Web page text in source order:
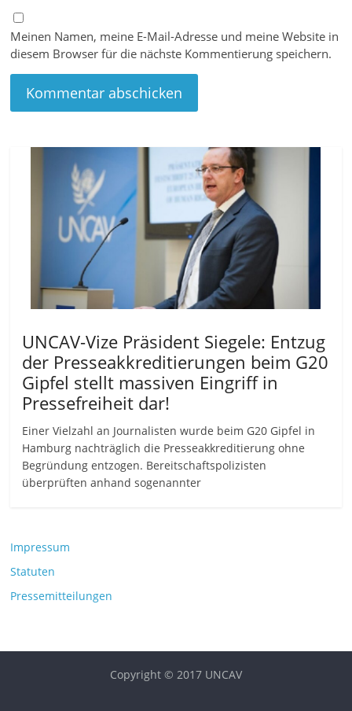
Meinen Namen, meine E-Mail-Adresse und meine Website in
diesem Browser für die nächste Kommentierung speichern.
UNCAV-Vize Präsident Siegele: Entzug
der Presseakkreditierungen beim G20
Gipfel stellt massiven Eingriff in
Pressefreiheit dar!
Einer Vielzahl an Journalisten wurde beim G20 Gipfel in
Hamburg nachträglich die Presseakkreditierung ohne
Begründung entzogen. Bereitschaftspolizisten
überprüften anhand sogenannter
Impressum
Statuten
Pressemitteilungen
Copyright © 2017 UNCAV